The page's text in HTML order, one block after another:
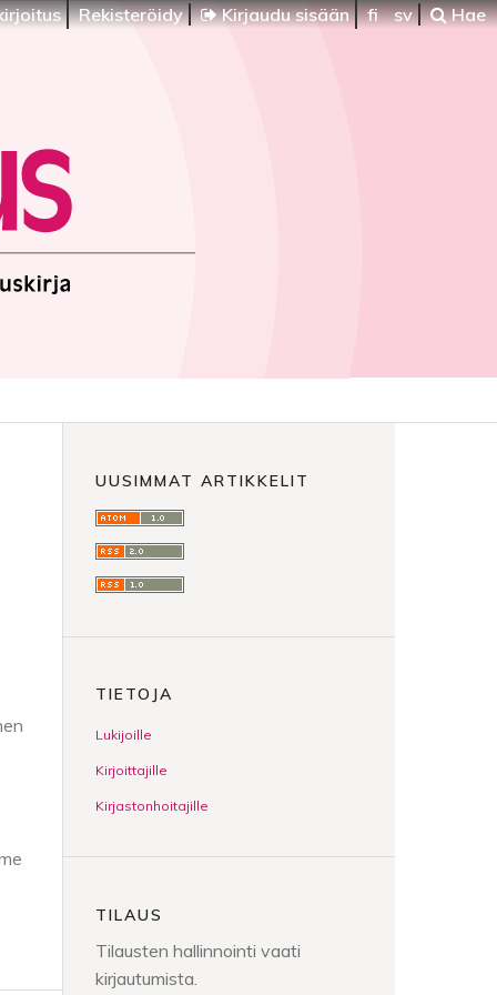
Rekisteröidy Kirjaudu sisään fi sv Hae
UUSIMMAT ARTIKKELIT
TIETOJA
Lukijoille
Kirjoittajille
Kirjastonhoitajille
TILAUS
Tilausten hallinnointi vaati
kirjautumista.